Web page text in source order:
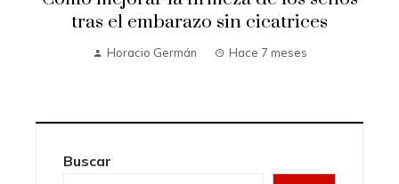
tras el embarazo sin cicatrices
Horacio Germán Hace 7 meses
Buscar